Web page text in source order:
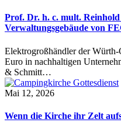
Prof. Dr. h. c. mult.
Verwaltungsgebäude von
Elektrogroßhändler der
Euro in nachhaltigen
& Schmitt…
Mai 12, 2026
Wenn die Kirche ihr Zelt